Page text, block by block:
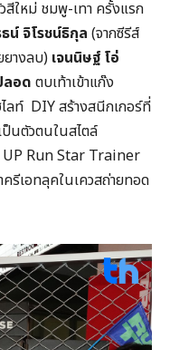
ใหม่ ชมพู-เทา ครั้งแรก
น์ จิโรชน์ธิกุล (จากซีรีส์
างลบ) เจนนิษฐ์ โอ่
ลอด ตบเท้าเข้าแก๊ง
ลท์ DIY สร้างสนีกเกอร์ที่
นตัวตนในสไตล์
UP Run Star Trainer
รีเอทลุคในเควสถ่ายทอด